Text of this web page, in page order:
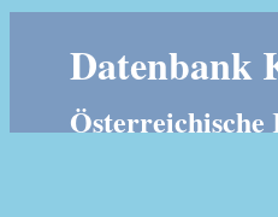
Datenbank
Österreichische